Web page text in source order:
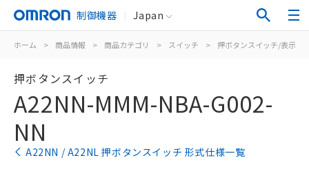
制御機器 Japan
ホーム > 商品情報 > 商品カテゴリ > スイッチ > 押ボタンスイッチ/表示灯
押ボタンスイッチ
A22NN-MMM-NBA-G002-
NN
A22NN / A22NL 押ボタンスイッチ 形式仕様一覧